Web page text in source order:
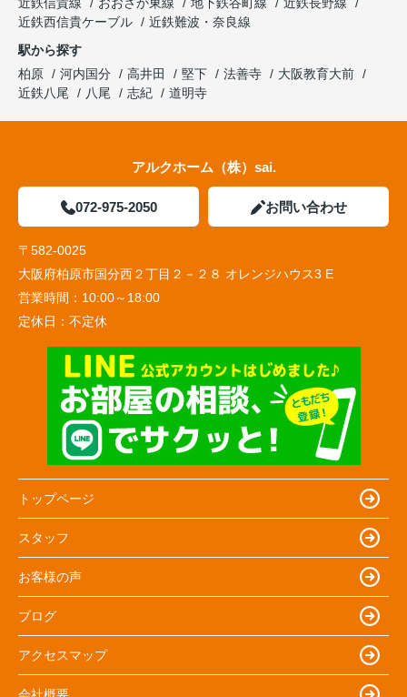
近鉄西信貴ケーブル
近鉄難波・奈良線
駅から探す
柏原
河内国分 高井田 堅下 法善寺
大阪教育大前
近鉄八尾
八尾 志紀 道明寺
アルクホーム（株）sai.
072-975-2050 お問い合わせ
〒582-0025
大阪府柏原市国分西２丁目２－２８ オレンジハウス3 E
営業時間： 10:00～18:00
定休日： 不定休
トップページ
スタッフ
お客様の声
ブログ
アクセスマップ
会社概要